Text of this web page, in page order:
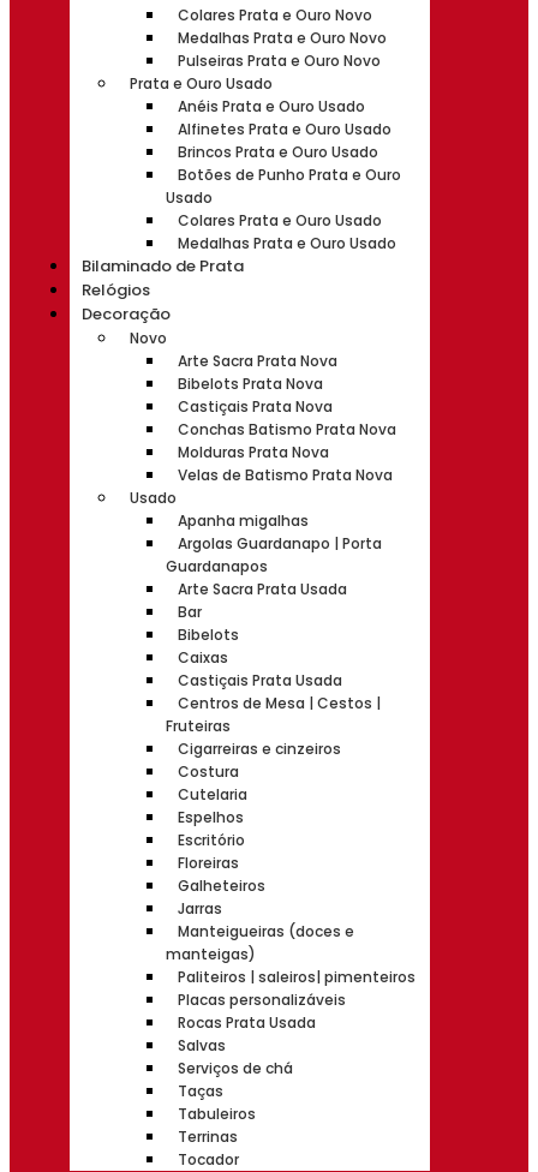
Colares Prata e Ouro Novo
Medalhas Prata e Ouro Novo
Pulseiras Prata e Ouro Novo
Prata e Ouro Usado
Anéis Prata e Ouro Usado
Alfinetes Prata e Ouro Usado
Brincos Prata e Ouro Usado
Botões de Punho Prata e Ouro
Usado
Colares Prata e Ouro Usado
Medalhas Prata e Ouro Usado
Bilaminado de Prata
Relógios
Decoração
Novo
Arte Sacra Prata Nova
Bibelots Prata Nova
Castiçais Prata Nova
Conchas Batismo Prata Nova
Molduras Prata Nova
Velas de Batismo Prata Nova
Usado
Apanha migalhas
Argolas Guardanapo | Porta
Guardanapos
Arte Sacra Prata Usada
Bar
Bibelots
Caixas
Castiçais Prata Usada
Centros de Mesa | Cestos |
Fruteiras
Cigarreiras e cinzeiros
Costura
Cutelaria
Espelhos
Escritório
Floreiras
Galheteiros
Jarras
Manteigueiras (doces e
manteigas)
Paliteiros | saleiros| pimenteiros
Placas personalizáveis
Rocas Prata Usada
Salvas
Serviços de chá
Taças
Tabuleiros
Terrinas
Tocador